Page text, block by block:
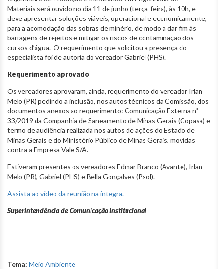
Materiais será ouvido no dia 11 de junho (terça-feira), às 10h, e
deve apresentar soluções viáveis, operacional e economicamente,
para a acomodação das sobras de minério, de modo a dar fim às
barragens de rejeitos e mitigar os riscos de contaminação dos
cursos d’água. O requerimento que solicitou a presença do
especialista foi de autoria do vereador Gabriel (PHS).
Requerimento aprovado
Os vereadores aprovaram, ainda, requerimento do vereador Irlan
Melo (PR) pedindo a inclusão, nos autos técnicos da Comissão, dos
documentos anexos ao requerimento: Comunicação Externa nº
33/2019 da Companhia de Saneamento de Minas Gerais (Copasa) e
termo de audiência realizada nos autos de ações do Estado de
Minas Gerais e do Ministério Público de Minas Gerais, movidas
contra a Empresa Vale S/A.
Estiveram presentes os vereadores Edmar Branco (Avante), Irlan
Melo (PR), Gabriel (PHS) e Bella Gonçalves (Psol).
Assista ao vídeo da reunião na íntegra.
Superintendência de Comunicação Institucional
Tema: Meio Ambiente